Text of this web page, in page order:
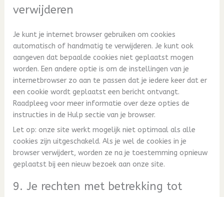
verwijderen
Je kunt je internet browser gebruiken om cookies
automatisch of handmatig te verwijderen. Je kunt ook
aangeven dat bepaalde cookies niet geplaatst mogen
worden. Een andere optie is om de instellingen van je
internetbrowser zo aan te passen dat je iedere keer dat er
een cookie wordt geplaatst een bericht ontvangt.
Raadpleeg voor meer informatie over deze opties de
instructies in de Hulp sectie van je browser.
Let op: onze site werkt mogelijk niet optimaal als alle
cookies zijn uitgeschakeld. Als je wel de cookies in je
browser verwijdert, worden ze na je toestemming opnieuw
geplaatst bij een nieuw bezoek aan onze site.
9. Je rechten met betrekking tot